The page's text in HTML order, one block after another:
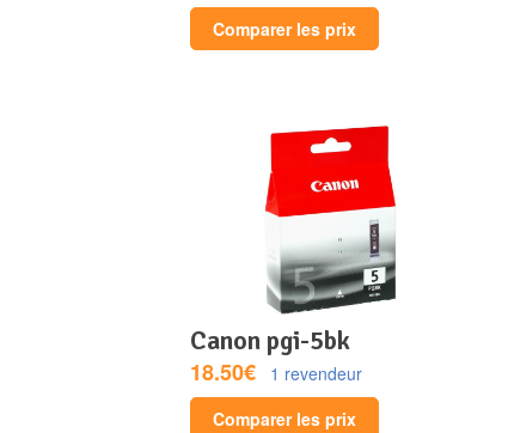
Comparer les prix
canon pgi-5bk
18.50€
1 revendeur
Comparer les prix